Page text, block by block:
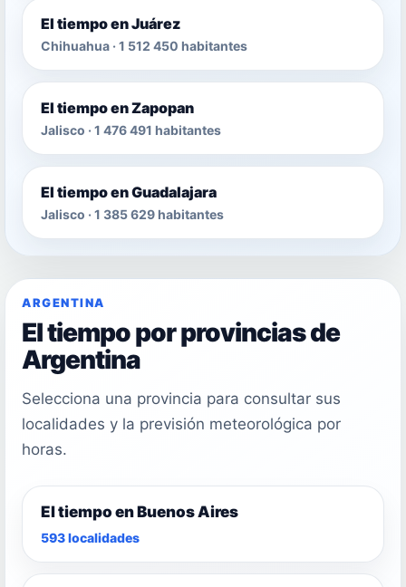
El tiempo en Juárez
Chihuahua · 1 512 450 habitantes
El tiempo en Zapopan
Jalisco · 1 476 491 habitantes
El tiempo en Guadalajara
Jalisco · 1 385 629 habitantes
ARGENTINA
El tiempo por provincias de
Argentina
Selecciona una provincia para consultar sus
localidades y la previsión meteorológica por
horas.
El tiempo en Buenos Aires
593 localidades